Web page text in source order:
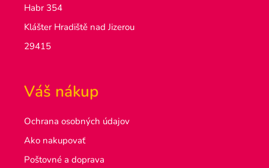
Habr 354
Klášter Hradiště nad Jizerou
29415
Váš nákup
Ochrana osobných údajov
Ako nakupovať
Poštovné a doprava